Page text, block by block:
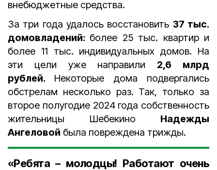
внебюджетные средства.
За три года удалось восстановить 37 тыс.
домовладений: более 25 тыс. квартир и
более 11 тыс. индивидуальных домов. На
эти цели уже направили 2,6 млрд
рублей. Некоторые дома подвергались
обстрелам несколько раз. Так, только за
второе полугодие 2024 года собственность
жительницы Шебекино Надежды
Ангеловой была повреждена трижды.
«Ребята – молодцы! Работают очень